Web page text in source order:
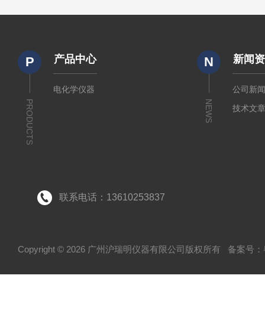
P
PRODUCTS
产品中心
电化学仪器
N
NEWS
新闻
公司新
技术文
联系电话：13610253837
Copyright © 2026 广州沪瑞明仪器有限公司版权所有 备案号